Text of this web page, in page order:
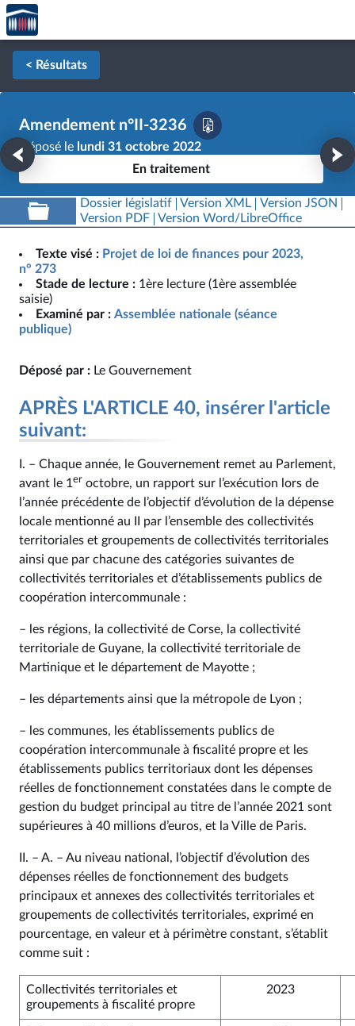
Aller au contenu
Aller en bas de la page
Accèder
à la
page
d'accueil
< Résultats
Amendement n°II-3236
Déposé le lundi 31 octobre 2022
En traitement
Dossier législatif Version XML
Version JSON
Version PDF
Version Word/LibreOffice
Texte visé : Projet de loi de finances pour 2023,
n° 273
Stade de lecture : 1ère lecture (1ère assemblée
saisie)
Examiné par : Assemblée nationale (séance
publique)
Déposé par : Le Gouvernement
APRÈS L'ARTICLE 40, insérer l'article
suivant:
I. – Chaque année, le Gouvernement remet au Parlement,
avant le 1 er octobre, un rapport sur l’exécution lors de
l’année précédente de l’objectif d’évolution de la dépense
locale mentionné au II par l’ensemble des collectivités
territoriales et groupements de collectivités territoriales
ainsi que par chacune des catégories suivantes de
collectivités territoriales et d’établissements publics de
coopération intercommunale :
– les régions, la collectivité de Corse, la collectivité
territoriale de Guyane, la collectivité territoriale de
Martinique et le département de Mayotte ;
– les départements ainsi que la métropole de Lyon ;
– les communes, les établissements publics de
coopération intercommunale à fiscalité propre et les
établissements publics territoriaux dont les dépenses
réelles de fonctionnement constatées dans le compte de
gestion du budget principal au titre de l’année 2021 sont
supérieures à 40 millions d’euros, et la Ville de Paris.
II. – A. – Au niveau national, l’objectif d’évolution des
dépenses réelles de fonctionnement des budgets
principaux et annexes des collectivités territoriales et
groupements de collectivités territoriales, exprimé en
pourcentage, en valeur et à périmètre constant, s’établit
comme suit :
Collectivités territoriales et
groupements à fiscalité propre
2023